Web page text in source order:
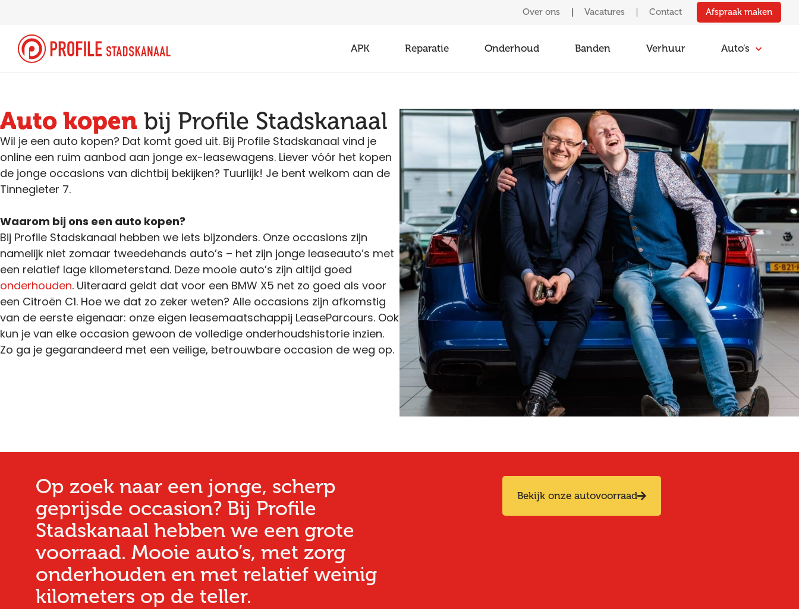
Over ons Vacatures Contact Afspraak maken
APK Reparatie Onderhoud Banden Verhuur Auto’s
Auto kopen bij Profile Stadskanaal
Wil je een auto kopen? Dat komt goed uit. Bij Profile Stadskanaal vind je
online een ruim aanbod aan jonge ex-leasewagens. Liever vóór het kopen
de jonge occasions van dichtbij bekijken? Tuurlijk! Je bent welkom aan de
Tinnegieter 7.
Waarom bij ons een auto kopen?
Bij Profile Stadskanaal hebben we iets bijzonders. Onze occasions zijn
namelijk niet zomaar tweedehands auto’s – het zijn jonge leaseauto’s met
een relatief lage kilometerstand. Deze mooie auto’s zijn altijd goed
onderhouden. Uiteraard geldt dat voor een BMW X5 net zo goed als voor
een Citroën C1. Hoe we dat zo zeker weten? Alle occasions zijn afkomstig
van de eerste eigenaar: onze eigen leasemaatschappij LeaseParcours. Ook
kun je van elke occasion gewoon de volledige onderhoudshistorie inzien.
Zo ga je gegarandeerd met een veilige, betrouwbare occasion de weg op.
Op zoek naar een jonge, scherp
geprijsde occasion? Bij Profile
Stadskanaal hebben we een grote
voorraad. Mooie auto’s, met zorg
onderhouden en met relatief weinig
kilometers op de teller.
Bekijk onze autovoorraad